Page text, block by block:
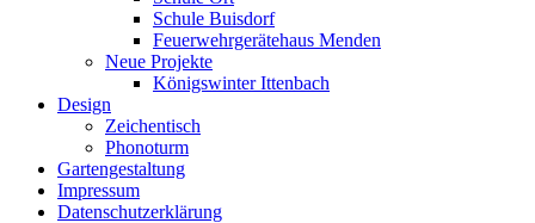
Schule Buisdorf
Feuerwehrgerätehaus Menden
Neue Projekte
Königswinter Ittenbach
Design
Zeichentisch
Phonoturm
Gartengestaltung
Impressum
Datenschutzerklärung